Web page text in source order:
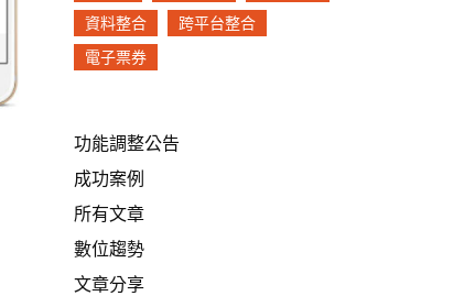
資料整合
跨平台整合
電子票券
功能調整公告
成功案例
所有文章
數位趨勢
文章分享